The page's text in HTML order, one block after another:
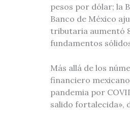
pesos por dólar; la
Banco de México
tributaria aumentó
fundamentos
Más allá de los
financiero
pandemia por
salido fortalecida»,